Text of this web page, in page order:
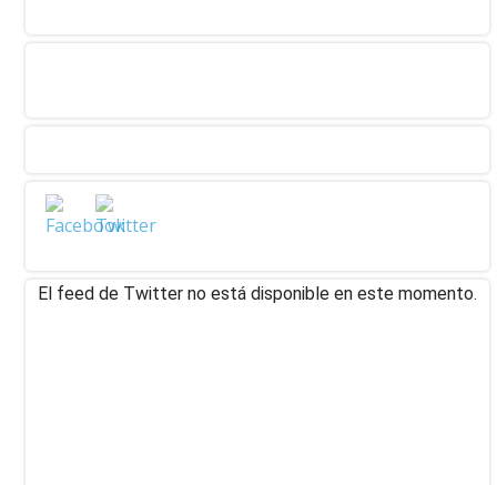
El feed de Twitter no está disponible en este momento.